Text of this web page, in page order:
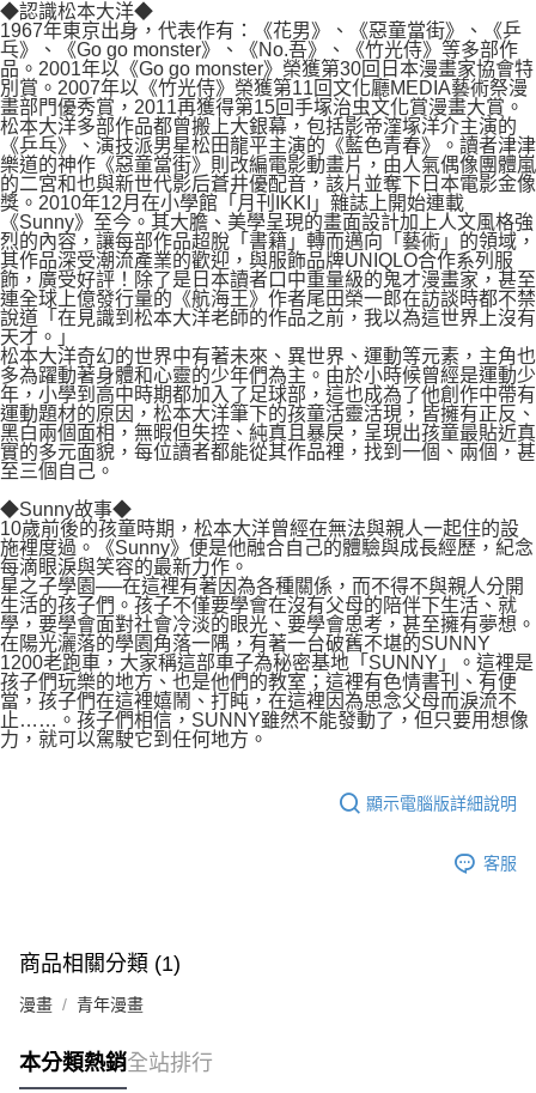
◆認識松本大洋◆
1967年東京出身，代表作有：《花男》、《惡童當街》、《乒
乓》、《Go go monster》、《No.吾》、《竹光侍》等多部作
品。2001年以《Go go monster》榮獲第30回日本漫畫家協會特
別賞。2007年以《竹光侍》榮獲第11回文化廳MEDIA藝術祭漫
畫部門優秀賞，2011再獲得第15回手塚治虫文化賞漫畫大賞。
松本大洋多部作品都曾搬上大銀幕，包括影帝漥塚洋介主演的
《乒乓》、演技派男星松田龍平主演的《藍色青春》。讀者津津
樂道的神作《惡童當街》則改編電影動畫片，由人氣偶像團體嵐
的二宮和也與新世代影后蒼井優配音，該片並奪下日本電影金像
獎。2010年12月在小學館「月刊IKKI」雜誌上開始連載
《Sunny》至今。其大膽、美學呈現的畫面設計加上人文風格強
烈的內容，讓每部作品超脫「書籍」轉而邁向「藝術」的領域，
其作品深受潮流產業的歡迎，與服飾品牌UNIQLO合作系列服
飾，廣受好評！除了是日本讀者口中重量級的鬼才漫畫家，甚至
連全球上億發行量的《航海王》作者尾田榮一郎在訪談時都不禁
說道「在見識到松本大洋老師的作品之前，我以為這世界上沒有
天才。」
松本大洋奇幻的世界中有著未來、異世界、運動等元素，主角也
多為躍動著身體和心靈的少年們為主。由於小時候曾經是運動少
年，小學到高中時期都加入了足球部，這也成為了他創作中帶有
運動題材的原因，松本大洋筆下的孩童活靈活現，皆擁有正反、
黑白兩個面相，無暇但失控、純真且暴戾，呈現出孩童最貼近真
實的多元面貌，每位讀者都能從其作品裡，找到一個、兩個，甚
至三個自己。
◆Sunny故事◆
10歲前後的孩童時期，松本大洋曾經在無法與親人一起住的設
施裡度過。《Sunny》便是他融合自己的體驗與成長經歷，紀念
每滴眼淚與笑容的最新力作。
星之子學園──在這裡有著因為各種關係，而不得不與親人分開
生活的孩子們。孩子不僅要學會在沒有父母的陪伴下生活、就
學，要學會面對社會冷淡的眼光、要學會思考，甚至擁有夢想。
在陽光灑落的學園角落一隅，有著一台破舊不堪的SUNNY
1200老跑車，大家稱這部車子為秘密基地「SUNNY」。這裡是
孩子們玩樂的地方、也是他們的教室；這裡有色情書刊、有便
當，孩子們在這裡嬉鬧、打盹，在這裡因為思念父母而淚流不
止……。孩子們相信，SUNNY雖然不能發動了，但只要用想像
力，就可以駕駛它到任何地方。
顯示電腦版詳細說明
客服
商品相關分類 (1)
漫畫 青年漫畫
本分類熱銷全站排行